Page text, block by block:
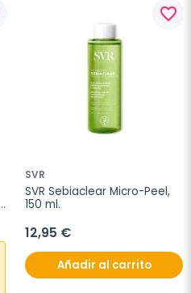
favorite_border
SVR
SVR Sebiaclear Micro-Peel,
150 ml.
12,95 €
Añadir al carrito